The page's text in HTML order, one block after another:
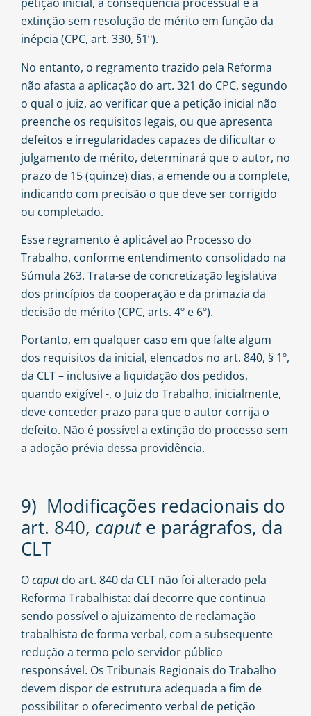
extinção sem resolução de mérito em função da
inépcia (CPC, art. 330, §1º).
No entanto, o regramento trazido pela Reforma
não afasta a aplicação do art. 321 do CPC, segundo
o qual o juiz, ao verificar que a petição inicial não
preenche os requisitos legais, ou que apresenta
defeitos e irregularidades capazes de dificultar o
julgamento de mérito, determinará que o autor, no
prazo de 15 (quinze) dias, a emende ou a complete,
indicando com precisão o que deve ser corrigido
ou completado.
Esse regramento é aplicável ao Processo do
Trabalho, conforme entendimento consolidado na
Súmula 263. Trata-se de concretização legislativa
dos princípios da cooperação e da primazia da
decisão de mérito (CPC, arts. 4º e 6º).
Portanto, em qualquer caso em que falte algum
dos requisitos da inicial, elencados no art. 840, § 1º,
da CLT – inclusive a liquidação dos pedidos,
quando exigível -, o Juiz do Trabalho, inicialmente,
deve conceder prazo para que o autor corrija o
defeito. Não é possível a extinção do processo sem
a adoção prévia dessa providência.
9) Modificações redacionais do
art. 840, capute parágrafos, da
CLT
Ocaputdo art. 840 da CLT não foi alterado pela
Reforma Trabalhista: daí decorre que continua
sendo possível o ajuizamento de reclamação
trabalhista de forma verbal, com a subsequente
redução a termo pelo servidor público
responsável. Os Tribunais Regionais do Trabalho
devem dispor de estrutura adequada a fim de
possibilitar o oferecimento verbal de petição